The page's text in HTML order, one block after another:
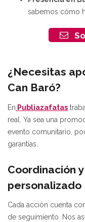
sabemos cómo
¿Necesitas
Can Baró?
En Publiazafatas
real. Ya sea una
evento comunitario,
garantías.
Coordinación
personalizado
Cada acción cuenta
de seguimiento. Nos